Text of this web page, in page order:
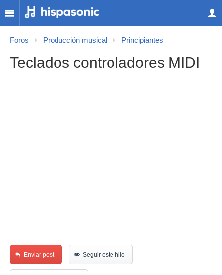
Foros Producción musical Principiantes
Teclados controladores MIDI
Enviar post Seguir este hilo